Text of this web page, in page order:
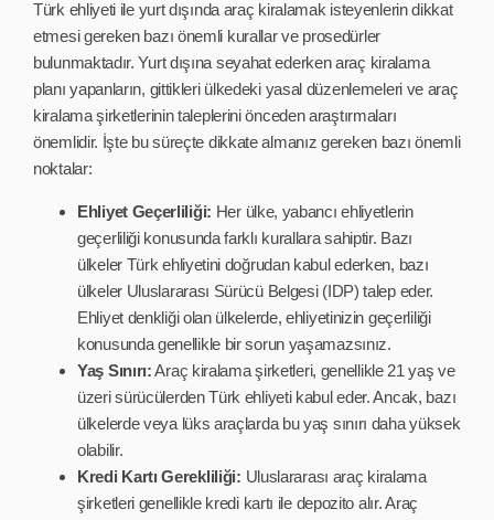
Türk ehliyeti ile yurt dışında araç kiralamak isteyenlerin dikkat
etmesi gereken bazı önemli kurallar ve prosedürler
bulunmaktadır. Yurt dışına seyahat ederken araç kiralama
planı yapanların, gittikleri ülkedeki yasal düzenlemeleri ve araç
kiralama şirketlerinin taleplerini önceden araştırmaları
önemlidir. İşte bu süreçte dikkate almanız gereken bazı önemli
noktalar:
Ehliyet Geçerliliği: Her ülke, yabancı ehliyetlerin
geçerliliği konusunda farklı kurallara sahiptir. Bazı
ülkeler Türk ehliyetini doğrudan kabul ederken, bazı
ülkeler Uluslararası Sürücü Belgesi (IDP) talep eder.
Ehliyet denkliği olan ülkelerde, ehliyetinizin geçerliliği
konusunda genellikle bir sorun yaşamazsınız.
Yaş Sınırı:Araç kiralama şirketleri, genellikle 21 yaş ve
üzeri sürücülerden Türk ehliyeti kabul eder. Ancak, bazı
ülkelerde veya lüks araçlarda bu yaş sınırı daha yüksek
olabilir.
Kredi Kartı Gerekliliği: Uluslararası araç kiralama
şirketleri genellikle kredi kartı ile depozito alır. Araç